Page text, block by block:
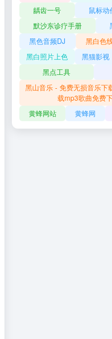
龋齿一号
鼠标动
默沙东诊疗手册
黑色音频DJ
黑白色
黑白照片上色
黑猫影视
黑点工具
黑山音乐 - 免费无损音乐下
载mp3歌曲免费
黄蜂网站
黄蜂网